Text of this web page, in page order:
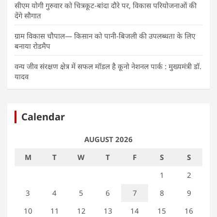
सीएम योगी गुरुवार को चित्रकूट-बांदा दौरे पर, विकास परियोजनाओं की
देंगे सौगात
ग्राम विकास चौपाल— किसान को पानी-बिजली की उपलब्धता के लिए
बनाया रोडमैप
वन्य जीव संरक्षण क्षेत्र में सफल मॉडल है कूनो नेशनल पार्क : मुख्यमंत्री डॉ.
यादव
Calendar
AUGUST 2026
M
T W T F S
S
1
2
3
4 5 6 7 8
9
10
11 12 13 14 15
16